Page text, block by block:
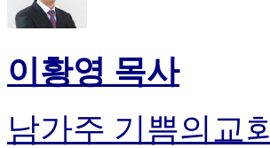
이황영 목사
남가주 기쁨의교회